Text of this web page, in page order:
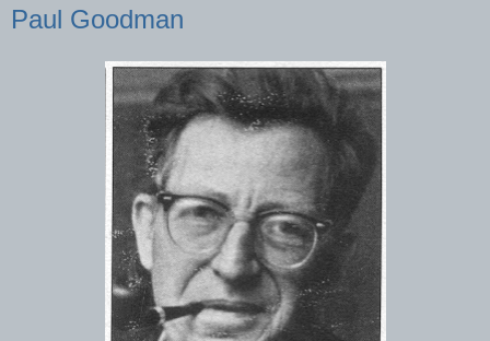
Paul Goodman